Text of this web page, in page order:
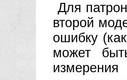
Для
второй
ошибку
может